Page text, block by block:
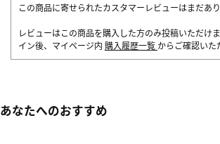
この商品に寄せられたカスタマーレビューはまだあり
レビューはこの商品を購入した方のみ投稿いただけ
イン後、マイページ内 購入履歴一覧 からご確認いた
あなたへのおすすめ